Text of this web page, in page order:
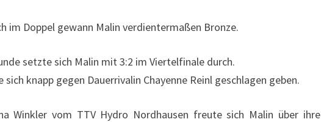
im Doppel gewann Malin verdientermaßen Bronze.
setzte sich Malin mit 3:2 im Viertelfinale durch.
knapp gegen Dauerrivalin Chayenne Reinl geschlagen geben.
Winkler vom TTV Hydro Nordhausen freute sich Malin über ihre